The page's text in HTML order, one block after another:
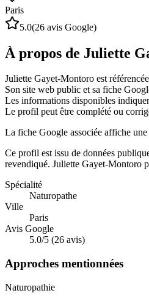
Paris
5.0(26 avis Google)
À propos de Juliette
Juliette Gayet-Montoro est
Son site web public et sa fiche
Les informations disponibles
Le profil peut être complété ou
La fiche Google associée affiche
Ce profil est issu de données
revendiqué. Juliette Gayet-Montoro
Spécialité
Naturopathe
Ville
Paris
Avis Google
5.0/5 (26 avis)
Approches mentionnées
Naturopathie